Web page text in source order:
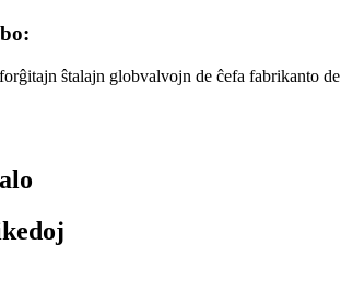
ŝtalajn globvalvojn de ĉefa fabrikanto